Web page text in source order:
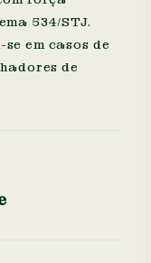
534/STJ.
em casos de
de